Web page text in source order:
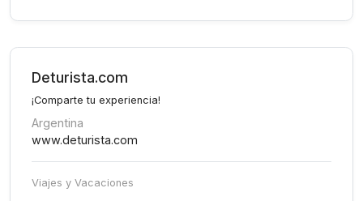
Deturista.com
¡Comparte tu experiencia!
Argentina
www.deturista.com
Viajes y Vacaciones